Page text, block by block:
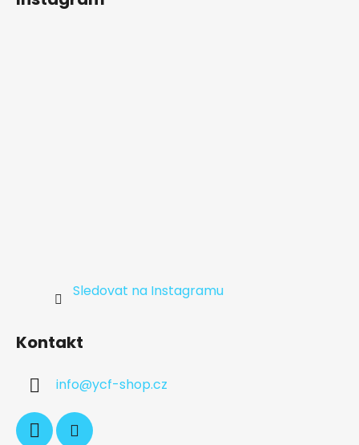
Sledovat na Instagramu
Kontakt
info@ycf-shop.cz